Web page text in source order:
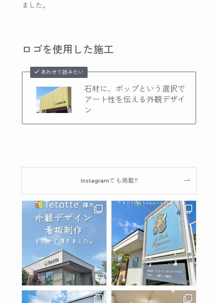
ました。
ロゴを使用した施工
あわせて読みたい
石材に、ポップという選択で
アート性を伝える外観デザイ
ン
Instagramでも掲載‼︎